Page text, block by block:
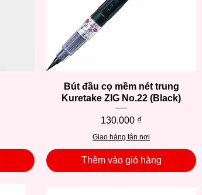
Xem nhanh
Bút đầu cọ mềm nét trung
Kuretake ZIG No.22 (Black)
Giá
130.000 ₫
Giao hàng tận nơi
Thêm vào giỏ hàng